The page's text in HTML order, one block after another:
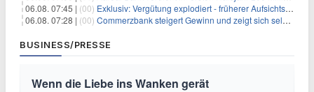
06.08. 07:45 | (00) Exklusiv: Vergütung explodiert - früherer Aufsichtsratschef gibt aus Protest Ehrentitel ab
06.08. 07:28 | (00) Commerzbank steigert Gewinn und zeigt sich selbstbewusst gegenüber Unicredit
BUSINESS/PRESSE
Wenn die Liebe ins Wanken gerät